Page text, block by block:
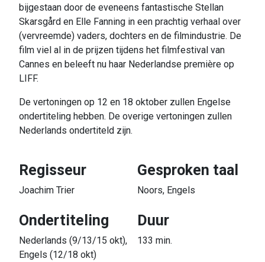
bijgestaan door de eveneens fantastische Stellan
Skarsgård en Elle Fanning in een prachtig verhaal over
(vervreemde) vaders, dochters en de filmindustrie. De
film viel al in de prijzen tijdens het filmfestival van
Cannes en beleeft nu haar Nederlandse première op
LIFF.
De vertoningen op 12 en 18 oktober zullen Engelse
ondertiteling hebben. De overige vertoningen zullen
Nederlands ondertiteld zijn.
Regisseur
Joachim Trier
Gesproken taal
Noors, Engels
Ondertiteling
Nederlands (9/13/15 okt),
Engels (12/18 okt)
Duur
133 min.